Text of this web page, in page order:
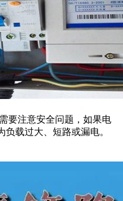
要注意安全问题，如果电
载过大、短路或漏电。